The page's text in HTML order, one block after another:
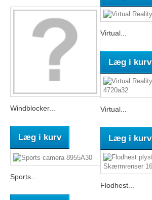
Windblocker...
Læg i kurv
Virtual...
Læg i kurv
Virtual...
Læg i kurv
Sports...
Flodhest...